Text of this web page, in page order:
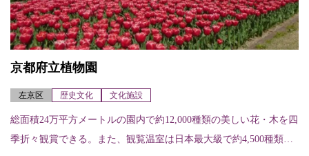
京都府立植物園
左京区 歴史文化 文化施設
総面積24万平方メートルの園内で約12,000種類の美しい花・木を四
季折々観賞できる。また、観覧温室は日本最大級で約4,500種類も